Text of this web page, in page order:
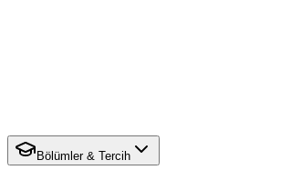
Bölümler & Tercih